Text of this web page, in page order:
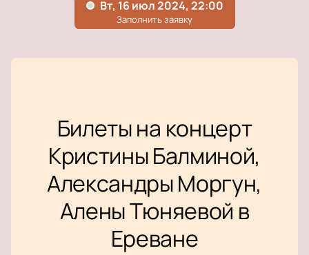
Билеты на концерт
Кристины Балминой,
Александры Моргун,
Алены Тюняевой в
Ереване